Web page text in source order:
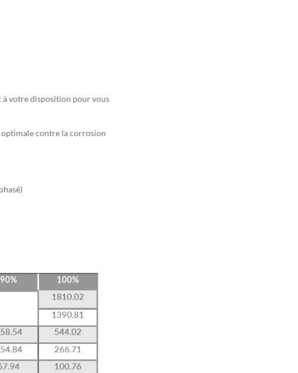
à votre disposition pour vous
optimale contre la corrosion